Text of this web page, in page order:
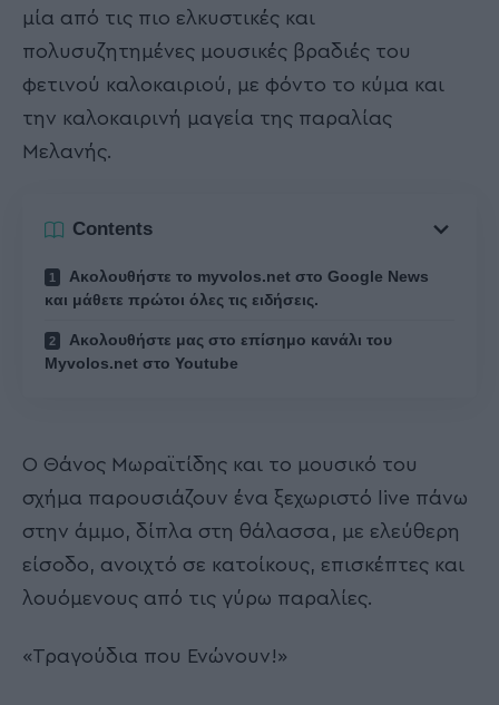
Το Ινστιτούτο Ανάπτυξης Πηλίου διοργανώνει
μία από τις πιο ελκυστικές και
πολυσυζητημένες μουσικές βραδιές του
φετινού καλοκαιριού, με φόντο το κύμα και
Μελανής.
Contents
Ακολουθήστε το myvolos.net στο Google News
Ο Θάνος Μωραϊτίδης και το μουσικό του
σχήμα παρουσιάζουν ένα ξεχωριστό live πάνω
στην άμμο, δίπλα στη θάλασσα, με ελεύθερη
είσοδο, ανοιχτό σε κατοίκους, επισκέπτες και